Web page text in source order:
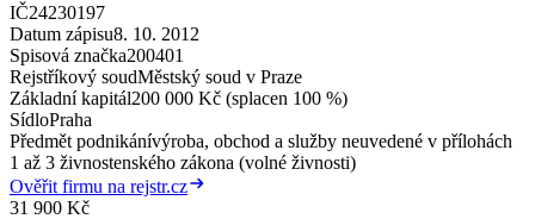
IČ24230197
Datum zápisu8. 10. 2012
Spisová značka200401
Rejstříkový soudMěstský soud v Praze
Základní kapitál200 000 Kč (splacen 100 %)
SídloPraha
Předmět podnikánívýroba, obchod a služby neuvedené v přílohách
1 až 3 živnostenského zákona (volné živnosti)
Ověřit firmu na rejstr.cz
31 900 Kč